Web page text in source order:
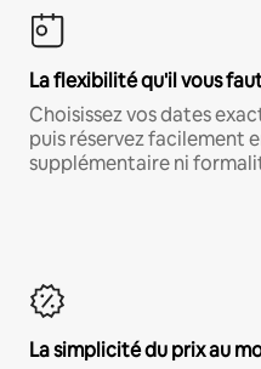
La flexibilité qu'il vous
Choisissez vos dates
puis réservez facilement
supplémentaire ni
La simplicité du prix au